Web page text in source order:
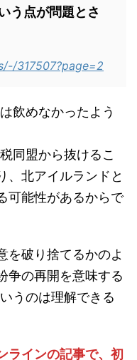
う点が問題とさ
317507?page=2
飲めなかったよう
同盟から抜けるこ
、北アイルランドと
可能性があるからで
を破り捨てるかのよ
争の再開を意味する
うのは理解できる
ラインの記事で、初